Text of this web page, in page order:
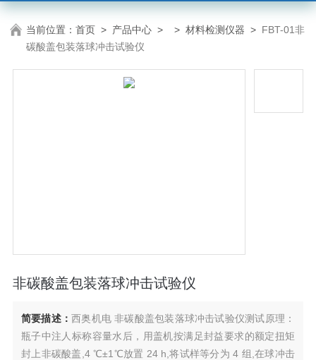
当前位置：首页 > 产品中心 > >材料检测仪器 > FBT-01非
碳酸盖包装落球冲击试验仪
非碳酸盖包装落球冲击试验仪
简要描述：西奥机电 非碳酸盖包装落球冲击试验仪测试原理：
瓶子中注人标称容量水后，用盖机按满足封益要求的额定扭矩
封上非碳酸盖,4 ℃±1℃放置 24 h,将试样等分为 4 组,在球冲击